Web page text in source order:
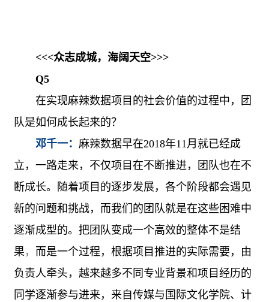
<<<众志成城，海阔天空>>>
Q5
在实现麻辣数据项目的社会价值的过程中，团
队是如何成长起来的？
邓千一：麻辣数据早在2018年11月就已经成
立，一路走来，不仅项目在不断推进，团队也在不
断成长。随着项目的逐步发展，各个阶段都会遇见
新的问题和挑战，而我们的团队就是在这些困难中
逐渐成型的。把团队变成一个高效的整体不是结
果 ， 而是一个过程，根据项目推进的实际需要，由
负责人牵头，越来越多不同专业背景和项目经历的
同学逐渐参与进来，来自传媒与国际文化学院、计